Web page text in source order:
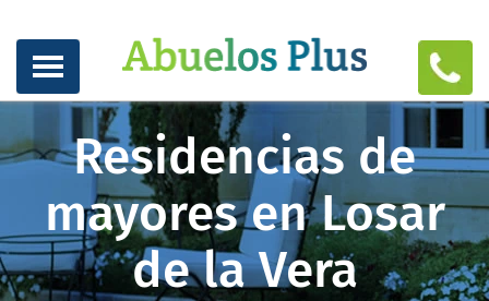
Residencias de
mayores en Losar
de la Vera